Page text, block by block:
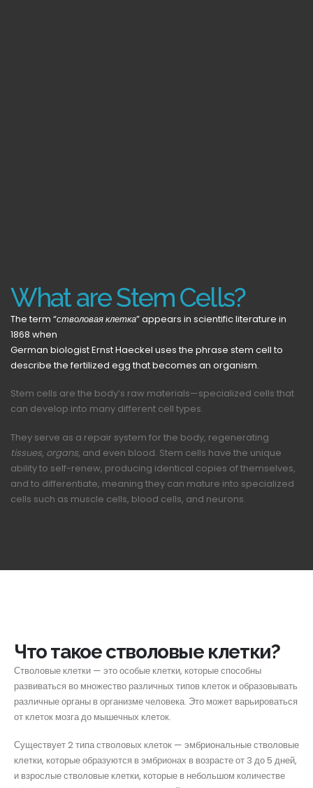
What are Stem Cells?
The term “стволовая клетка” appears in scientific literature in
1868 when
German biologist Ernst Haeckel uses the phrase stem cell to
describe the fertilized egg that becomes an organism.
Stem cells are the body’s raw materials—specialized cells that
can develop into many different cell types.
They serve as a repair system for the body, regenerating
tissues, organs, and even blood. Stem cells have the unique
ability to self-renew, producing identical copies of themselves,
and to differentiate, meaning they can mature into specialized
cells such as muscle cells, blood cells, and neurons.
Что такое стволовые клетки?
Стволовые клетки — это особые клетки, которые способны
развиваться во множество различных типов клеток и образовывать
различные органы в организме человека. Это может варьироваться
от клеток мозга до мышечных клеток.
Существует 2 типа стволовых клеток — эмбриональные стволовые
клетки, которые образуются в эмбрионах в возрасте от 3 до 5 дней,
и взрослые стволовые клетки, которые в небольшом количестве